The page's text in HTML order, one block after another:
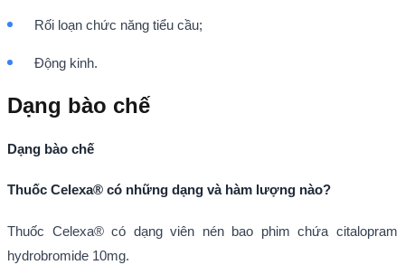
Rối loạn chức năng tiểu cầu;
Động kinh.
Dạng bào chế
Dạng bào chế
Thuốc Celexa® có những dạng và hàm lượng nào?
Thuốc Celexa® có dạng viên nén bao phim chứa citalopram
hydrobromide 10mg.